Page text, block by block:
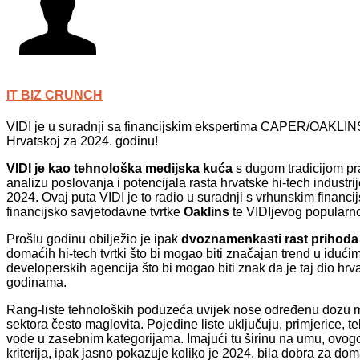
IT BIZ CRUNCH
VIDI je u suradnji sa financijskim ekspertima CAPER/
Hrvatskoj za 2024. godinu!
VIDI je kao tehnološka medijska kuća s dugom tradicijom
analizu poslovanja i potencijala rasta hrvatske hi-tech
2024. Ovaj puta VIDI je to radio u suradnji s vrhunskim
financijsko savjetodavne tvrtke Oaklins te VIDIjevog
Prošlu godinu obilježio je ipak dvoznamenkasti rast
domaćih hi-tech tvrtki što bi mogao biti značajan trend u
developerskih agencija što bi mogao biti znak da je taj dio
godinama.
Rang-liste tehnoloških poduzeća uvijek nose određenu dozu
sektora često maglovita. Pojedine liste uključuju, primjerice,
vode u zasebnim kategorijama. Imajući tu širinu na umu,
kriterija, ipak jasno pokazuje koliko je 2024. bila dobra za